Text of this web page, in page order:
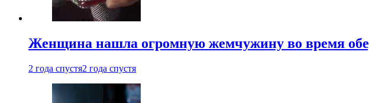
Женщина нашла огромную жемчужину во время
2 года спустя2 года спустя